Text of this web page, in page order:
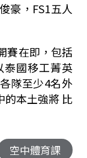
豪，FS1五人
賽在即，包括
泰國移工菁英
隊至少4名外
的本土強將 比
空中體育課